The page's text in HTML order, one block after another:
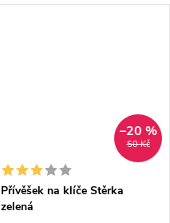
50 Kč
–20 %
Přívěšek na klíče Stěrka
zelená